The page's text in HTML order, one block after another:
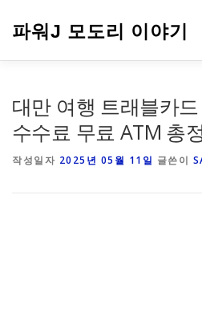
파워J 모도리 이야기
대만 여행 트래블카
수수료 무료 ATM 총
작성일자 2025년 05월 11일 글쓴이